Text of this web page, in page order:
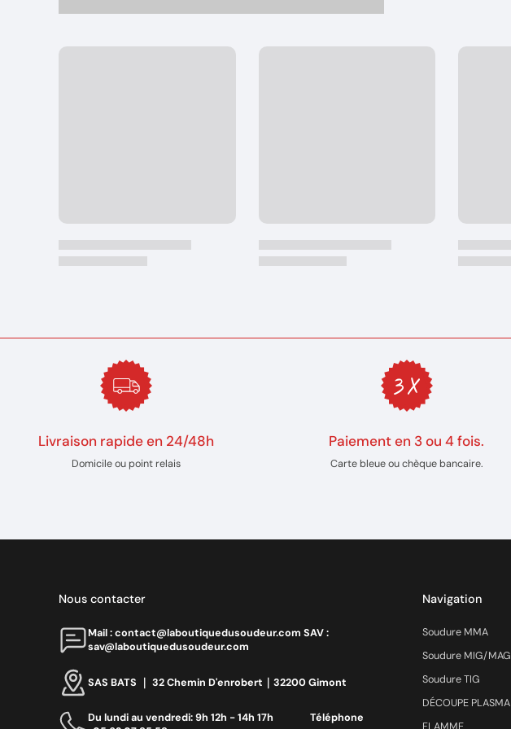
Livraison rapide en 24/48h
Domicile ou point relais
Paiement en 3 ou 4 fois.
Carte bleue ou chèque bancaire.
Nous contacter
Mail : contact@laboutiquedusoudeur.comㅤㅤㅤㅤ SAV :
sav@laboutiquedusoudeur.com
SAS BATS ｜ 32 Chemin D'enrobert｜32200 Gimont
Du lundi au vendredi: 9h 12h - 14h 17h ‎ ‎ ‎ ‎ ‎ ‎ ‎ ‎ ‎ ‎ ‎ ‎ ‎ ‎‎ Téléphone
Navigation
Soudure MMA
Soudure MIG/MAG
Soudure TIG
DÉCOUPE PLASMA